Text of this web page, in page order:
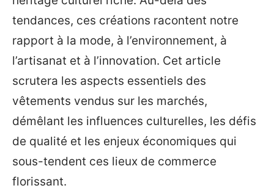
tendances, ces créations racontent notre
rapport à la mode, à l’environnement, à
l’artisanat et à l’innovation. Cet article
scrutera les aspects essentiels des
vêtements vendus sur les marchés,
démêlant les influences culturelles, les défis
de qualité et les enjeux économiques qui
sous-tendent ces lieux de commerce
florissant.